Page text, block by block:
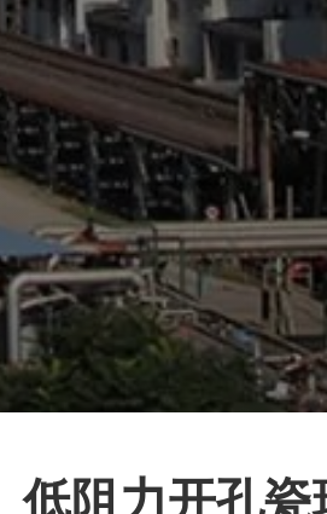
低阻力开孔